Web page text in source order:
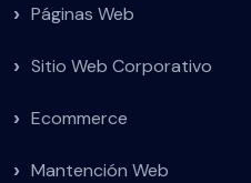
Páginas Web
Sitio Web Corporativo
Ecommerce
Mantención Web